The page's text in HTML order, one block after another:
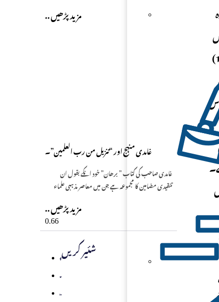
.. مزید پڑھیں
غامدی منہج اور “تنزیل من رب العلمین”۔
غامدی صاحب کی کتاب ” برھان” خود انکے بقول ان
تنقیدی مضامین کا مجموعہ ہے جن میں معاصر مذہبی علماء
.. مزید پڑھیں
شئیر کریں
کرنا تھا ۔ معتبر اقوال اس بات میں دو ہی ہیں (1) ایک بات یہ ہے کہ اس آیت میں عقائد اوراصول میں اتباع مطلوب ہے (1)